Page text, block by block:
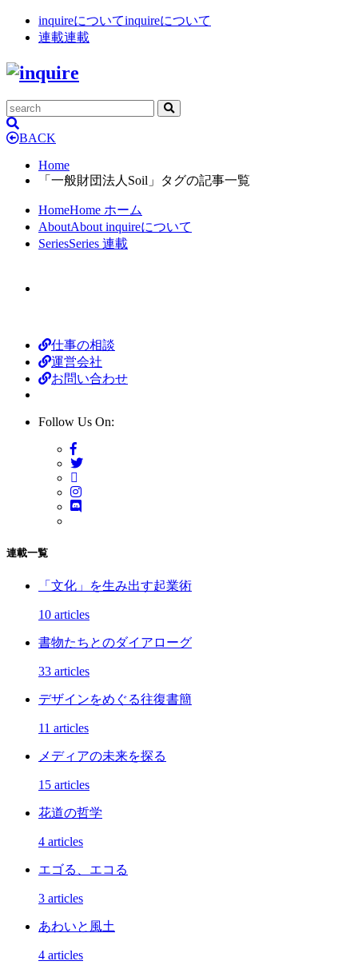
inquireについてinquireについて
連載連載
BACK
Home
「一般財団法人Soil」タグの記事一覧
HomeHome ホーム
AboutAbout inquireについて
SeriesSeries 連載
仕事の相談
運営会社
お問い合わせ
Follow Us On:
連載一覧
「文化」を生み出す起業術
10 articles
書物たちとのダイアローグ
33 articles
デザインをめぐる往復書簡
11 articles
メディアの未来を探る
15 articles
花道の哲学
4 articles
エゴる、エコる
3 articles
あわいと風土
4 articles